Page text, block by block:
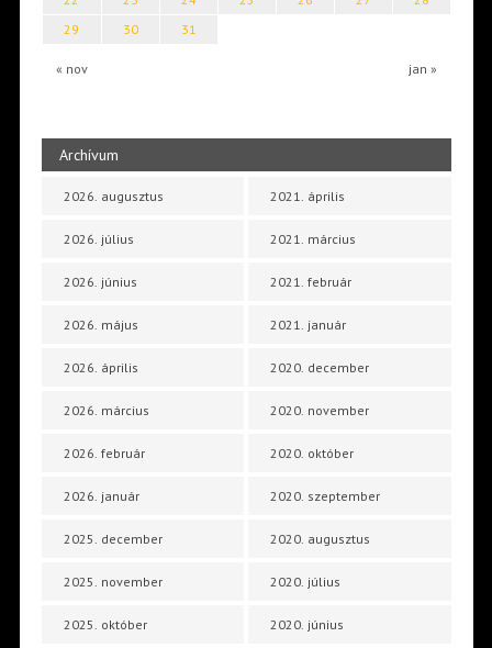
« nov jan »
29
30 31
Archívum
2026. augusztus
2026. július
2026. június
2026. május
2026. április
2026. március
2026. február
2026. január
2025. december
2025. november
2025. október
2021. április
2021. március
2021. február
2021. január
2020. december
2020. november
2020. október
2020. szeptember
2020. augusztus
2020. július
2020. június